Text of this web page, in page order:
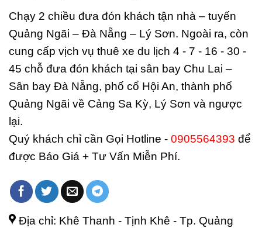
Chạy 2 chiều đưa đón khách tận nhà – tuyến
Quảng Ngãi – Đà Nẵng – Lý Sơn. Ngoài ra, còn
cung cấp vịch vụ thuê xe du lịch 4 - 7 - 16 - 30 -
45 chỗ đưa đón khách tại sân bay Chu Lai –
Sân bay Đà Nẵng, phố cổ Hội An, thành phố
Quảng Ngãi về Cảng Sa Kỳ, Lý Sơn và ngược
lại.
Quý khách chỉ cần Gọi Hotline - 0905564393 để
được Báo Giá + Tư Vấn Miễn Phí.
Địa chỉ: Khê Thanh - Tịnh Khê - Tp. Quảng